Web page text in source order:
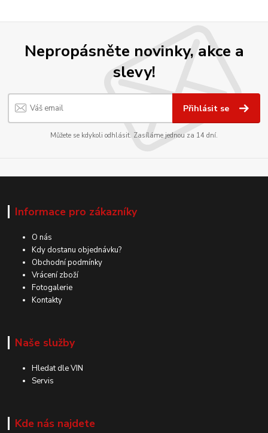
Nepropásněte novinky, akce a
slevy!
Přihlásit se
Můžete se kdykoli odhlásit. Zasíláme jednou za 14 dní.
Informace pro zákazníky
O nás
Kdy dostanu objednávku?
Obchodní podmínky
Vrácení zboží
Fotogalerie
Kontakty
Naše služby
Hledat dle VIN
Servis
Kde nás najdete